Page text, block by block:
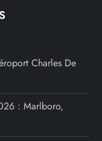
Charles De
: Marlboro,